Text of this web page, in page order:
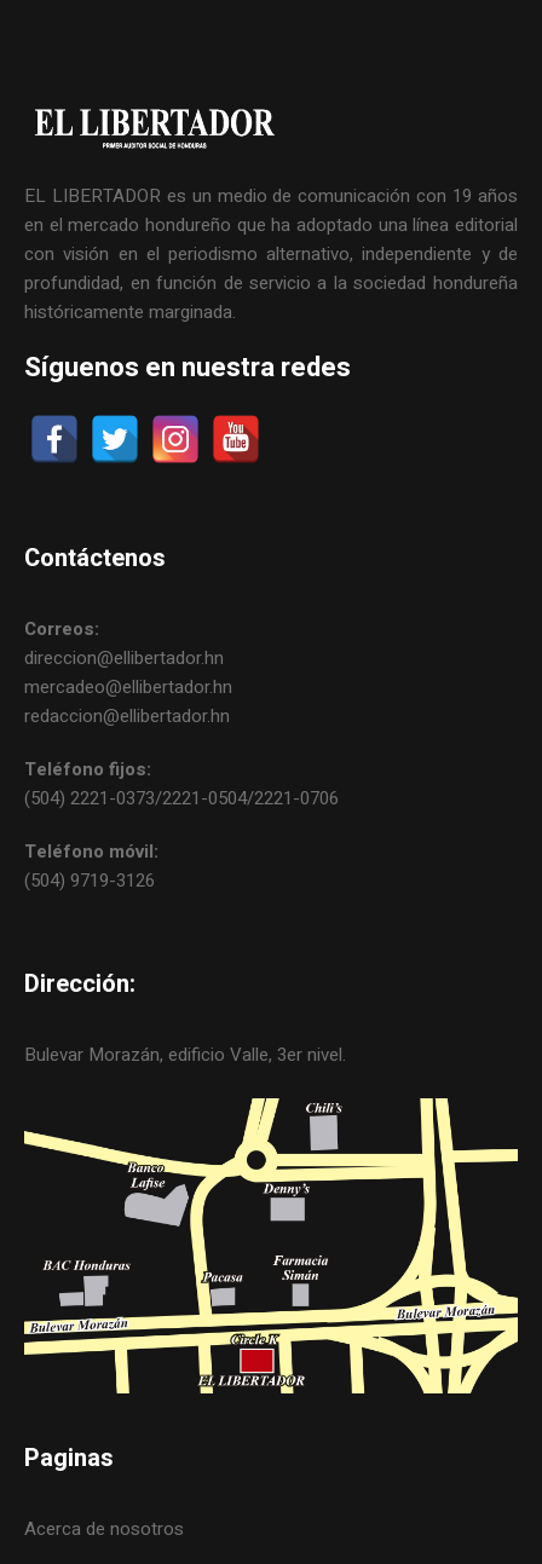
EL LIBERTADOR es un medio de comunicación con 19 años
en el mercado hondureño que ha adoptado una línea editorial
con visión en el periodismo alternativo, independiente y de
profundidad, en función de servicio a la sociedad hondureña
históricamente marginada.
Síguenos en nuestra redes
Contáctenos
Correos:
direccion@ellibertador.hn
mercadeo@ellibertador.hn
redaccion@ellibertador.hn
Teléfono fijos:
(504) 2221-0373/2221-0504/2221-0706
Teléfono móvil:
(504) 9719-3126
Dirección:
Bulevar Morazán, edificio Valle, 3er nivel.
Paginas
Acerca de nosotros